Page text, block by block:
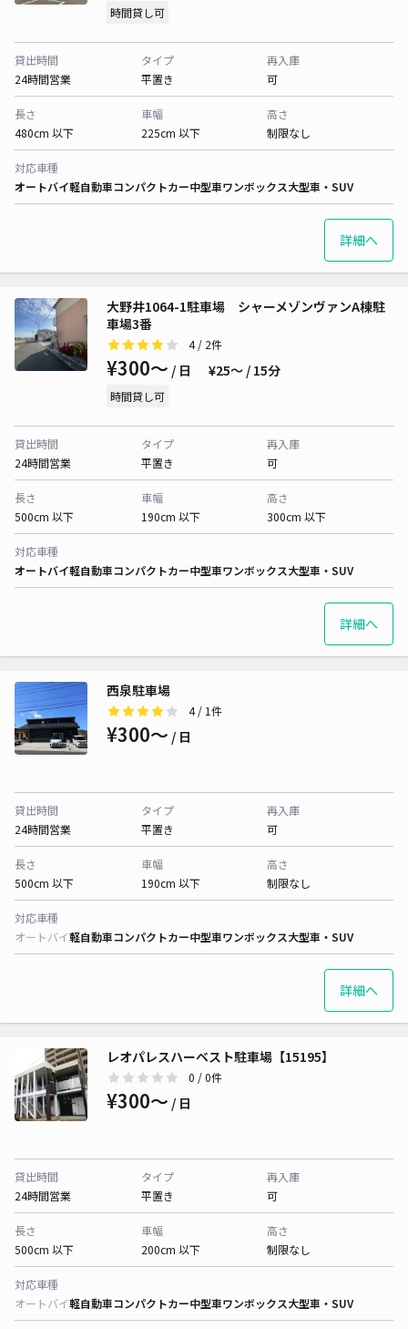
時間貸し可
貸出時間
24時間営業
タイプ
平置き
再入庫
可
長さ
480cm 以下
車幅
225cm 以下
高さ
制限なし
対応車種
オートバイ軽自動車コンパクトカー中型車ワンボックス大型車・SUV
詳細へ
大野井1064-1駐車場 シャーメゾンヴァンA棟駐
車場3番
4/ 2件
¥300〜 / 日 ¥25〜 / 15分
時間貸し可
貸出時間
24時間営業
タイプ
平置き
再入庫
可
長さ
500cm 以下
車幅
190cm 以下
高さ
300cm 以下
対応車種
オートバイ軽自動車コンパクトカー中型車ワンボックス大型車・SUV
詳細へ
西泉駐車場
4/ 1件
¥300〜 / 日
貸出時間
24時間営業
タイプ
平置き
再入庫
可
長さ
500cm 以下
車幅
190cm 以下
高さ
制限なし
対応車種
オートバイ軽自動車コンパクトカー中型車ワンボックス大型車・SUV
詳細へ
レオパレスハーベスト駐車場【15195】
0 / 0件
¥300〜 / 日
貸出時間
24時間営業
タイプ
平置き
再入庫
可
長さ
500cm 以下
車幅
200cm 以下
高さ
制限なし
対応車種
オートバイ軽自動車コンパクトカー中型車ワンボックス大型車・SUV